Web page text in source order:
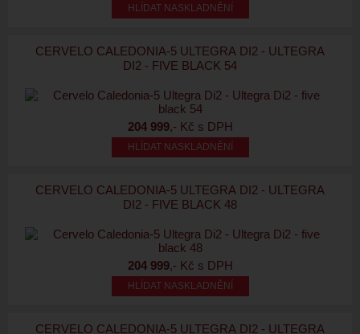
HLÍDAT NASKLADNĚNÍ
CERVELO CALEDONIA-5 ULTEGRA DI2 - ULTEGRA
DI2 - FIVE BLACK 54
204 999,- Kč s DPH
HLÍDAT NASKLADNĚNÍ
CERVELO CALEDONIA-5 ULTEGRA DI2 - ULTEGRA
DI2 - FIVE BLACK 48
204 999,- Kč s DPH
HLÍDAT NASKLADNĚNÍ
CERVELO CALEDONIA-5 ULTEGRA DI2 - ULTEGRA